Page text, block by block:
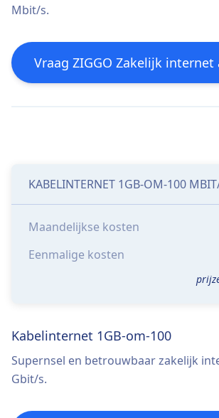
Mbit/s.
Vraag ZIGGO Zakelijk internet
KABELINTERNET 1GB-OM-100
Maandelijkse kosten
Eenmalige kosten
Kabelinternet 1GB-om-100
Supernsel en betrouwbaar zakelijk
Gbit/s.